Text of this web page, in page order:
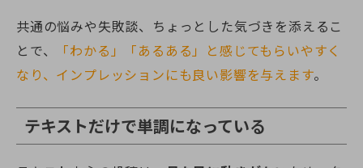
共通の悩みや失敗談、ちょっとした気づきを添えるこ
とで、
「わかる」「あるある」と感じてもらいやすく
なり、インプレッションにも良い影響を与えます。
テキストだけで単調になっている